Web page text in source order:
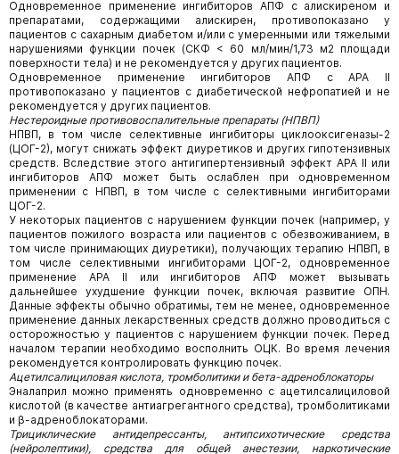
Одновременное применение ингибиторов АПФ с алискиреном и
препаратами, содержащими алискирен, противопоказано у
пациентов с сахарным диабетом и/или с умеренными или тяжелыми
нарушениями функции почек (СКФ < 60 мл/мин/1,73 м2 площади
поверхности тела) и не рекомендуется у других пациентов.
Одновременное применение ингибиторов АПФ с АРА II
противопоказано у пациентов с диабетической нефропатией и не
рекомендуется у других пациентов.
Нестероидные противовоспалительные препараты (НПВП)
НПВП, в том числе селективные ингибиторы циклооксигеназы-2
(ЦОГ-2), могут снижать эффект диуретиков и других гипотензивных
средств. Вследствие этого антигипертензивный эффект АРА II или
ингибиторов АПФ может быть ослаблен при одновременном
применении с НПВП, в том числе с селективными ингибиторами
ЦОГ-2.
У некоторых пациентов с нарушением функции почек (например, у
пациентов пожилого возраста или пациентов с обезвоживанием, в
том числе принимающих диуретики), получающих терапию НПВП, в
том числе селективными ингибиторами ЦОГ-2, одновременное
применение АРА II или ингибиторов АПФ может вызывать
дальнейшее ухудшение функции почек, включая развитие ОПН.
Данные эффекты обычно обратимы, тем не менее, одновременное
применение данных лекарственных средств должно проводиться с
осторожностью у пациентов с нарушением функции почек. Перед
началом терапии необходимо восполнить ОЦК. Во время лечения
рекомендуется контролировать функцию почек.
Ацетилсалициловая кислота, тромболитики и бета-адреноблокаторы
Эналаприл можно применять одновременно с ацетилсалициловой
кислотой (в качестве антиагрегантного средства), тромболитиками
и β-адреноблокаторами.
Трициклические антидепрессанты, антипсихотические средства
(нейролептики), средства для общей анестезии, наркотические